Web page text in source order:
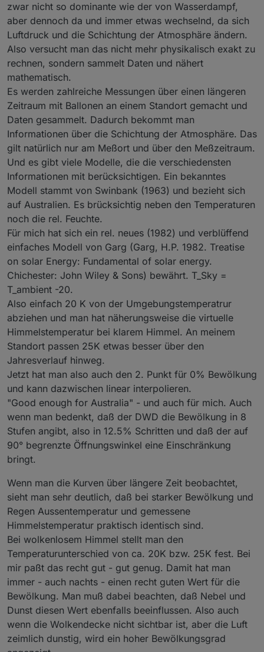
zwar nicht so dominante wie der von Wasserdampf,
aber dennoch da und immer etwas wechselnd, da sich
Luftdruck und die Schichtung der Atmosphäre ändern.
Also versucht man das nicht mehr physikalisch exakt zu
rechnen, sondern sammelt Daten und nähert
mathematisch.
Es werden zahlreiche Messungen über einen längeren
Zeitraum mit Ballonen an einem Standort gemacht und
Daten gesammelt. Dadurch bekommt man
Informationen über die Schichtung der Atmosphäre. Das
gilt natürlich nur am Meßort und über den Meßzeitraum.
Und es gibt viele Modelle, die die verschiedensten
Informationen mit berücksichtigen. Ein bekanntes
Modell stammt von Swinbank (1963) und bezieht sich
auf Australien. Es brücksichtig neben den Temperaturen
noch die rel. Feuchte.
Für mich hat sich ein rel. neues (1982) und verblüffend
einfaches Modell von Garg (Garg, H.P. 1982. Treatise
on solar Energy: Fundamental of solar energy.
Chichester: John Wiley & Sons) bewährt. T_Sky =
T_ambient -20.
Also einfach 20 K von der Umgebungstemperatrur
abziehen und man hat näherungsweise die virtuelle
Himmelstemperatur bei klarem Himmel. An meinem
Standort passen 25K etwas besser über den
Jahresverlauf hinweg.
Jetzt hat man also auch den 2. Punkt für 0% Bewölkung
und kann dazwischen linear interpolieren.
"Good enough for Australia" - und auch für mich. Auch
wenn man bedenkt, daß der DWD die Bewölkung in 8
Stufen angibt, also in 12.5% Schritten und daß der auf
90° begrenzte Öffnungswinkel eine Einschränkung
bringt.
Wenn man die Kurven über längere Zeit beobachtet,
sieht man sehr deutlich, daß bei starker Bewölkung und
Regen Aussentemperatur und gemessene
Himmelstemperatur praktisch identisch sind.
Bei wolkenlosem Himmel stellt man den
Temperaturunterschied von ca. 20K bzw. 25K fest. Bei
mir paßt das recht gut - gut genug. Damit hat man
immer - auch nachts - einen recht guten Wert für die
Bewölkung. Man muß dabei beachten, daß Nebel und
Dunst diesen Wert ebenfalls beeinflussen. Also auch
wenn die Wolkendecke nicht sichtbar ist, aber die Luft
zeimlich dunstig, wird ein hoher Bewölkungsgrad